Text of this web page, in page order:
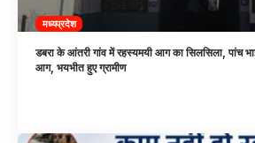
मध्यप्रदेश
डबरा के आंतरी गांव में रहस्यमयी आग का सिलसिला, पांच
आग, भयभीत हुए ग्रामीण